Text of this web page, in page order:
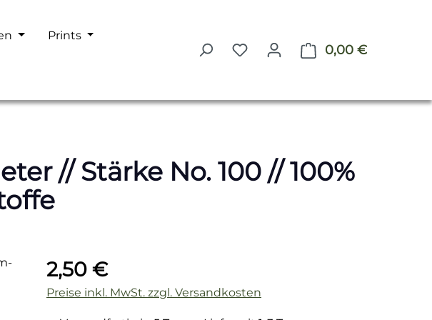
Prints
0,00 €
// Stärke No. 100 // 100%
Regulärer Preis:
2,50 €
Preise inkl. MwSt. zzgl. Versandkosten